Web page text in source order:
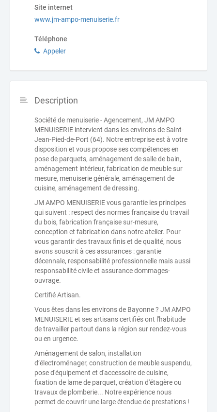
Site internet
www.jm-ampo-menuiserie.fr
Téléphone
Appeler
Description
Société de menuiserie - Agencement, JM AMPO
MENUISERIE intervient dans les environs de Saint-
Jean-Pied-de-Port (64). Notre entreprise est à votre
disposition et vous propose ses compétences en
pose de parquets, aménagement de salle de bain,
aménagement intérieur, fabrication de meuble sur
mesure, menuiserie générale, aménagement de
cuisine, aménagement de dressing.
JM AMPO MENUISERIE vous garantie les principes
qui suivent : respect des normes française du travail
du bois, fabrication française sur-mesure,
conception et fabrication dans notre atelier. Pour
vous garantir des travaux finis et de qualité, nous
avons souscrit à ces assurances : garantie
décennale, responsabilité professionnelle mais aussi
responsabilité civile et assurance dommages-
ouvrage.
Certifié Artisan.
Vous êtes dans les environs de Bayonne ? JM AMPO
MENUISERIE et ses artisans certifiés ont l'habitude
de travailler partout dans la région sur rendez-vous
ou en urgence.
Aménagement de salon, installation
d’électroménager, construction de meuble suspendu,
pose d'équipement et d'accessoire de cuisine,
fixation de lame de parquet, création d'étagère ou
travaux de plomberie... Notre expérience nous
permet de couvrir une large étendue de prestations !